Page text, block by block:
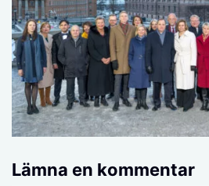
Lämna en kommentar